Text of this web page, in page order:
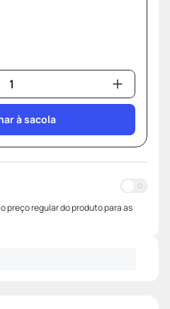
à sacola
preço regular do produto para as